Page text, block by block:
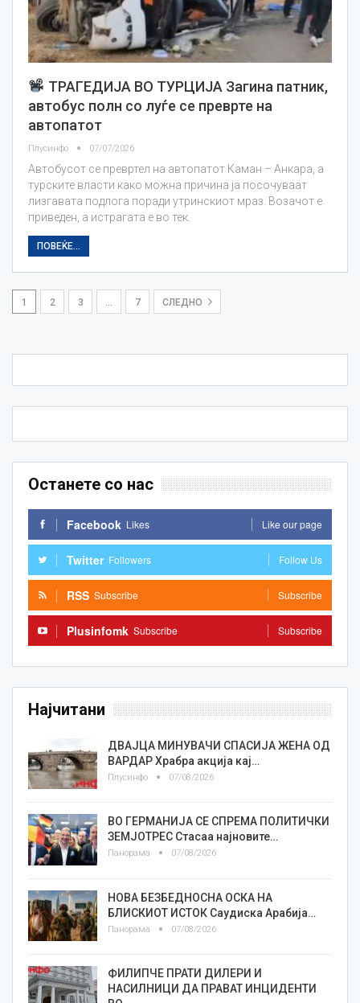
ТРАГЕДИЈА ВО ТУРЦИЈА Загина патник,
автобус полн со луѓе се преврте на
автопатот
Плусинфо 07/07/2026
Автобусот се превртел на автопатот Каман – Анкара, а
турските власти како можна причина ја посочуваат
лизгавата подлога поради утринскиот мраз. Возачот е
приведен, а истрагата е во тек.
ПОВЕЌЕ...
1 2 3 7 СЛЕДНО
Останете со нас
Facebook Likes Like our page
Twitter Followers Follow Us
RSS Subscribe Subscribe
Plusinfomk Subscribe Subscribe
Најчитани
ДВАЈЦА МИНУВАЧИ СПАСИЈА ЖЕНА ОД
ВАРДАР Храбра акција кај…
Плусинфо 07/08/2026
ВО ГЕРМАНИЈА СЕ СПРЕМА ПОЛИТИЧКИ
ЗЕМЈОТРЕС Стасаа најновите…
Панорама 07/08/2026
НОВА БЕЗБЕДНОСНА ОСКА НА
БЛИСКИОТ ИСТОК Саудиска Арабија…
Панорама 07/08/2026
ФИЛИПЧЕ ПРАТИ ДИЛЕРИ И
НАСИЛНИЦИ ДА ПРАВАТ ИНЦИДЕНТИ